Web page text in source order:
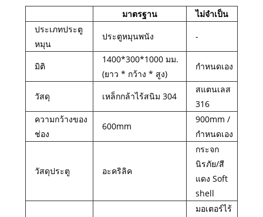
มาตรฐาน
ไม่จำเป็น
ประเภทประตู
หมุน
ประตูหมุนพนัง -
มิติ
1400*300*1000 มม.
(ยาว * กว้าง * สูง)
กำหนดเอง
วัสดุ เหล็กกล้าไร้สนิม 304
สแตนเลส
316
ความกว้างของ
ช่อง
600mm
900mm /
กำหนดเอง
วัสดุประตู อะคริลิค
กระจก
นิรภัย/สี
แดง Soft
shell
มอเตอร์ไร้